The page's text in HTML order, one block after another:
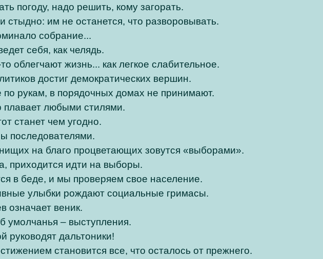
погоду, надо решить, кому загорать.
стыдно: им не останется, что разворовывать.
собрание...
себя, как челядь.
облегчают жизнь... как легкое слабительное.
достиг демократических вершин.
рукам, в порядочных домах не принимают.
плавает любыми стилями.
станет чем угодно.
последователями.
на благо процветающих зовутся «выборами».
приходится идти на выборы.
в беде, и мы проверяем свое население.
улыбки рождают социальные гримасы.
означает веник.
умолчанья – выступления.
руководят дальтоники!
становится все, что осталось от прежнего.